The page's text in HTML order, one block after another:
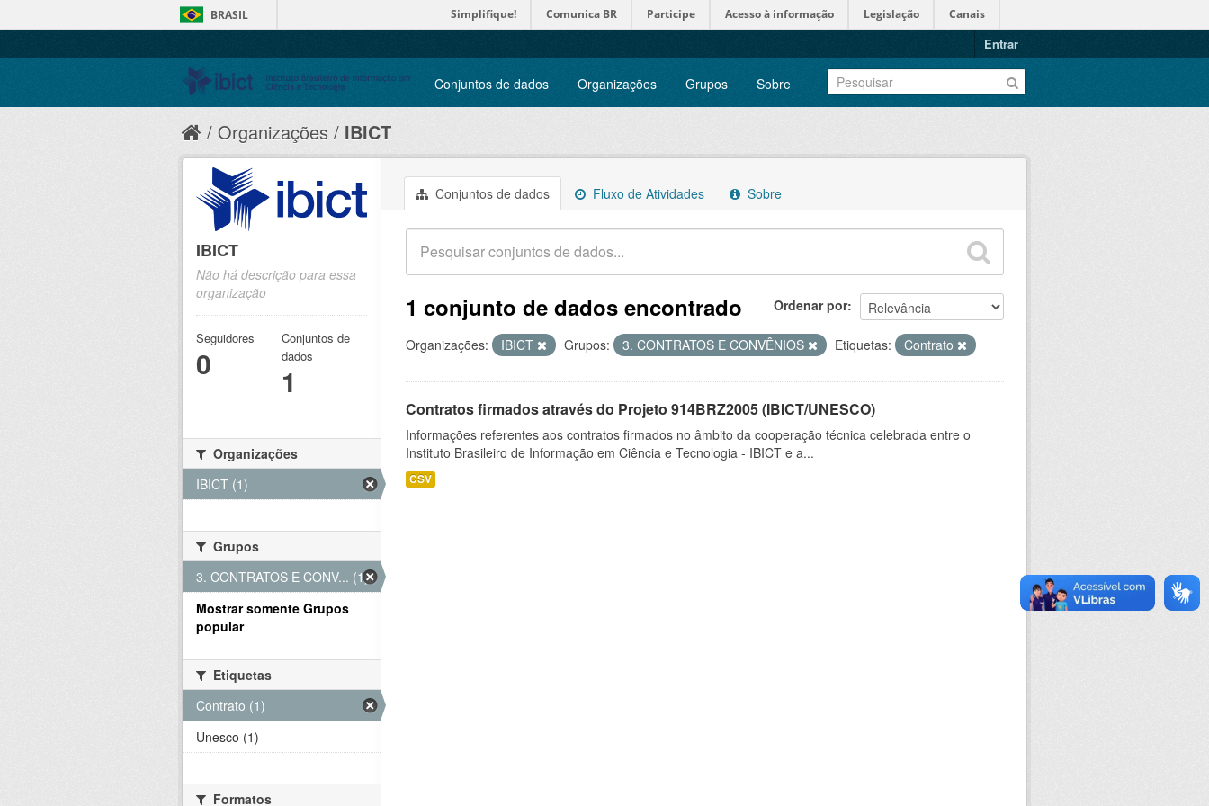
BRASIL Simplifique! Comunica BR Participe Acesso à informação Legislação Canais
Entrar
Conjuntos de dados Organizações Grupos Sobre
Organizações IBICT
Conjuntos de dados Fluxo de Atividades Sobre
Ordenar por
1 conjunto de dados encontrado
Organizações: IBICT Grupos: 3. CONTRATOS E CONVÊNIOS Etiquetas: Contrato
Contratos firmados através do Projeto 914BRZ2005 (IBICT/UNESCO)
Informações referentes aos contratos firmados no âmbito da cooperação técnica celebrada entre o
Instituto Brasileiro de Informação em Ciência e Tecnologia - IBICT e a...
CSV
IBICT
Não há descrição para essa
organização
Seguidores
0
Conjuntos de
dados
1
Organizações
IBICT (1)
Grupos
3. CONTRATOS E CONV... (1)
Mostrar somente Grupos
popular
Etiquetas
Contrato (1)
Unesco (1)
Formatos